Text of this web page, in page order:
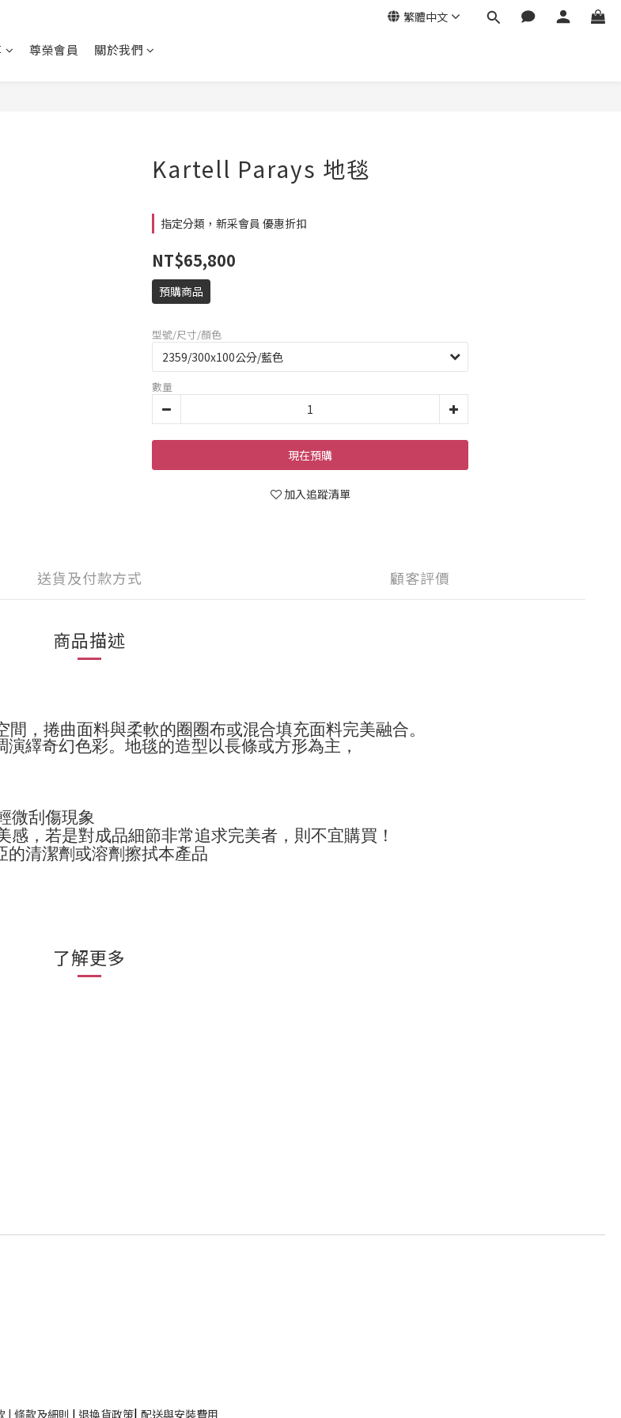
繁體中文
尊榮會員 關於我們
Kartell Parays 地毯
指定分類，新采會員 優惠折扣
NT$65,800
預購商品
型號/尺寸/顏色
數量
現在預購
加入追蹤清單
送貨及付款方式 顧客評價
商品描述
，捲曲面料與柔軟的圈圈布或混合填充面料完美融合。
繹奇幻色彩。地毯的造型以長條或方形為主，
微刮傷現象
，若是對成品細節非常追求完美者，則不宜購買！
的清潔劑或溶劑擦拭本產品
了解更多
| 條款及細則 | 退換貨政策| 配送與安裝費用